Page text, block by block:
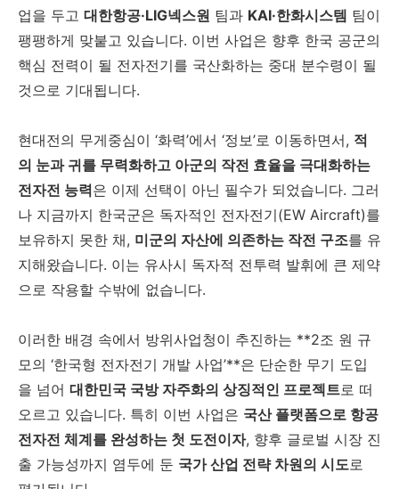
업을 두고 대한항공·LIG넥스원 팀과 KAI·한화시스템 팀이
팽팽하게 맞붙고 있습니다. 이번 사업은 향후 한국 공군의
핵심 전력이 될 전자전기를 국산화하는 중대 분수령이 될
것으로 기대됩니다.
현대전의 무게중심이 ‘화력’에서 ‘정보’로 이동하면서, 적
의 눈과 귀를 무력화하고 아군의 작전 효율을 극대화하는
전자전 능력은 이제 선택이 아닌 필수가 되었습니다. 그러
나 지금까지 한국군은 독자적인 전자전기(EW Aircraft)를
보유하지 못한 채, 미군의 자산에 의존하는 작전 구조를 유
지해왔습니다. 이는 유사시 독자적 전투력 발휘에 큰 제약
으로 작용할 수밖에 없습니다.
이러한 배경 속에서 방위사업청이 추진하는 **2조 원 규
모의 ‘한국형 전자전기 개발 사업’**은 단순한 무기 도입
을 넘어 대한민국 국방 자주화의 상징적인 프로젝트로 떠
오르고 있습니다. 특히 이번 사업은 국산 플랫폼으로 항공
전자전 체계를 완성하는 첫 도전이자, 향후 글로벌 시장 진
출 가능성까지 염두에 둔 국가 산업 전략 차원의 시도로